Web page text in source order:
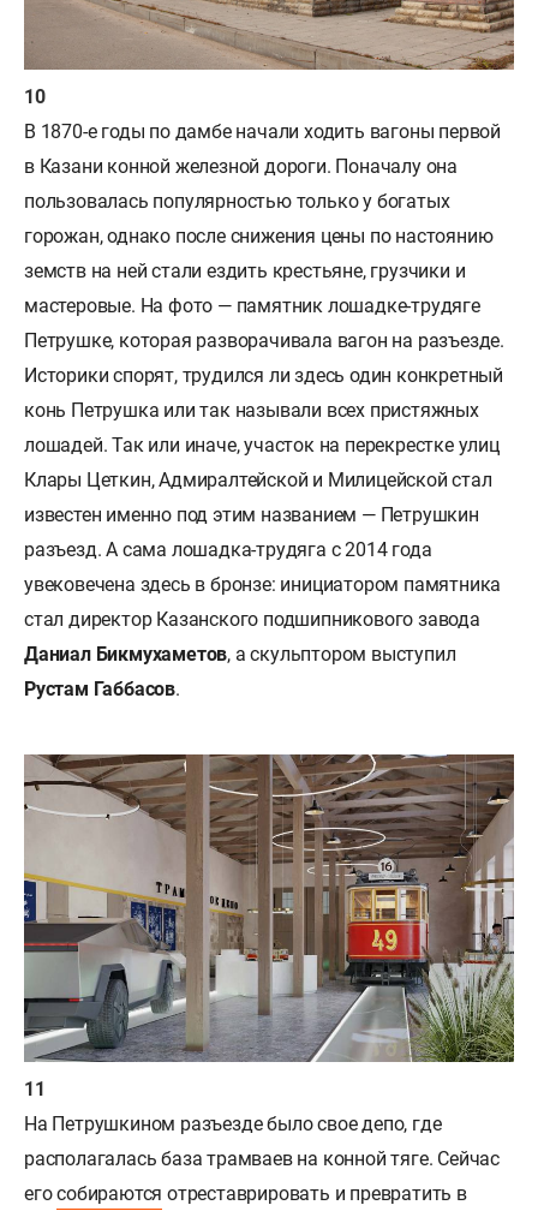
В 1870-е годы по дамбе начали ходить вагоны первой
в Казани конной железной дороги. Поначалу она
пользовалась популярностью только у богатых
горожан, однако после снижения цены по настоянию
земств на ней стали ездить крестьяне, грузчики и
мастеровые. На фото — памятник лошадке-трудяге
Петрушке, которая разворачивала вагон на разъезде.
Историки спорят, трудился ли здесь один конкретный
конь Петрушка или так называли всех пристяжных
лошадей. Так или иначе, участок на перекрестке улиц
Клары Цеткин, Адмиралтейской и Милицейской стал
известен именно под этим названием — Петрушкин
разъезд. А сама лошадка-трудяга с 2014 года
увековечена здесь в бронзе: инициатором памятника
стал директор Казанского подшипникового завода
Даниал Бикмухаметов, а скульптором выступил
Рустам Габбасов.
На Петрушкином разъезде было свое депо, где
располагалась база трамваев на конной тяге. Сейчас
егособираются отреставрировать и превратить в